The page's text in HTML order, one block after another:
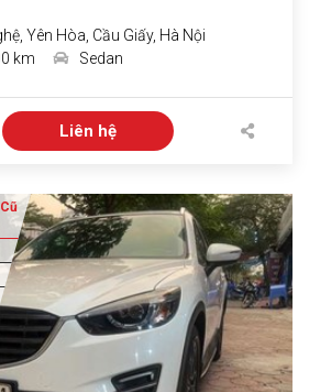
Yên Hòa, Cầu Giấy, Hà Nội
km Sedan
Liên hệ